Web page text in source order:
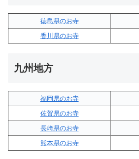
徳島県のお寺
香川県のお寺
九州地方
福岡県のお寺
佐賀県のお寺
長崎県のお寺
熊本県のお寺